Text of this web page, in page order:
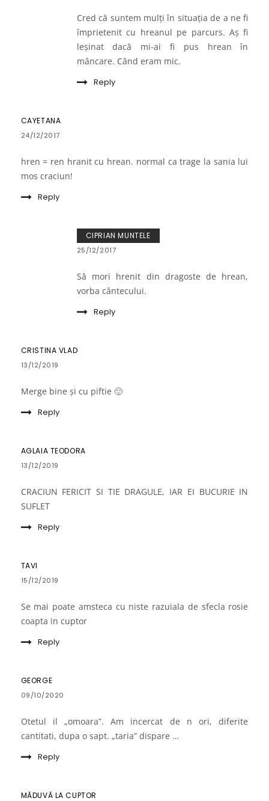
Cred că suntem mulți în situația de a ne fi
împrietenit cu hreanul pe parcurs. Aș fi
leșinat dacă mi-ai fi pus hrean în
mâncare. Când eram mic.
Reply
CAYETANA
24/12/2017
hren = ren hranit cu hrean. normal ca trage la sania lui
mos craciun!
Reply
CIPRIAN MUNTELE
25/12/2017
Să mori hrenit din dragoste de hrean,
vorba cântecului.
Reply
CRISTINA VLAD
13/12/2019
Merge bine și cu piftie 🙂
Reply
AGLAIA TEODORA
13/12/2019
CRACIUN FERICIT SI TIE DRAGULE, IAR EI BUCURIE IN
SUFLET
Reply
TAVI
15/12/2019
Se mai poate amsteca cu niste razuiala de sfecla rosie
coapta in cuptor
Reply
GEORGE
09/10/2020
Otetul il „omoara”. Am incercat de n ori, diferite
cantitati, dupa o sapt. „taria” dispare …
Reply
MĂDUVĂ LA CUPTOR